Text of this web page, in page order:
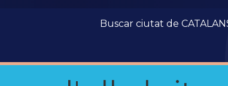
Buscar ciutat de